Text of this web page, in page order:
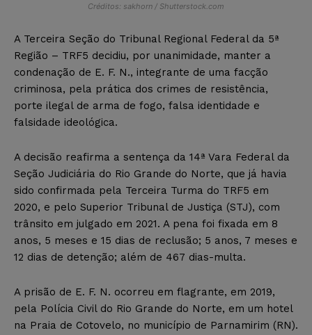
Créditos: sakhorn / Shutterstock.com
A Terceira Seção do Tribunal Regional Federal da 5ª
Região – TRF5 decidiu, por unanimidade, manter a
condenação de E. F. N., integrante de uma facção
criminosa, pela prática dos crimes de resistência,
porte ilegal de arma de fogo, falsa identidade e
falsidade ideológica.
A decisão reafirma a sentença da 14ª Vara Federal da
Seção Judiciária do Rio Grande do Norte, que já havia
sido confirmada pela Terceira Turma do TRF5 em
2020, e pelo Superior Tribunal de Justiça (STJ), com
trânsito em julgado em 2021. A pena foi fixada em 8
anos, 5 meses e 15 dias de reclusão; 5 anos, 7 meses e
12 dias de detenção; além de 467 dias-multa.
A prisão de E. F. N. ocorreu em flagrante, em 2019,
pela Polícia Civil do Rio Grande do Norte, em um hotel
na Praia de Cotovelo, no município de Parnamirim (RN).